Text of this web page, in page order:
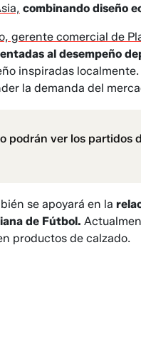
combinando diseño
gerente comercial de
al desempeño
inspiradas
la demanda del
podrán ver los partidos
se apoyará en la
de Fútbol.
productos de calzado.